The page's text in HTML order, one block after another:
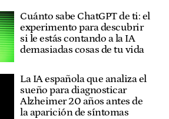
Cuánto sabe ChatGPT de ti: el
experimento para descubrir
si le estás contando a la IA
demasiadas cosas de tu vida
La IA española que analiza el
sueño para diagnosticar
Alzheimer 20 años antes de
la aparición de síntomas